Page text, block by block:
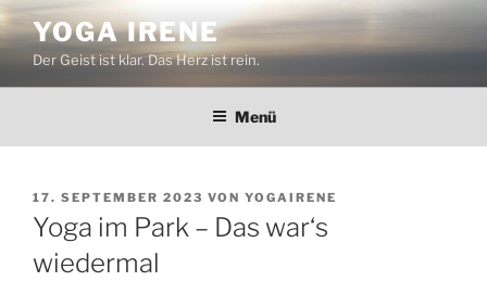
Zum
Inhalt
springen
YOGA IRENE
Der Geist ist klar. Das Herz ist rein.
Menü
VERÖFFENTLICHT
AM
17. SEPTEMBER 2023 VON YOGAIRENE
Yoga im Park – Das war‘s
wiedermal